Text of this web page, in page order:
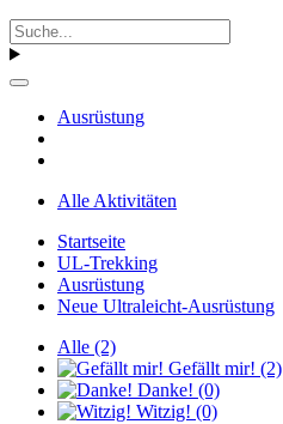
Ausrüstung
Alle Aktivitäten
Startseite
UL-Trekking
Ausrüstung
Neue Ultraleicht-Ausrüstung
Alle (2)
Gefällt mir! (2)
Danke! (0)
Witzig! (0)